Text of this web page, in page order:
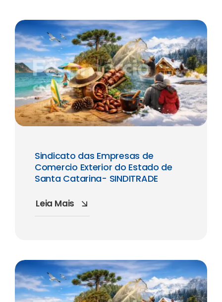
Sindicato das Empresas de
Comercio Exterior do Estado de
Santa Catarina- SINDITRADE
Leia Mais